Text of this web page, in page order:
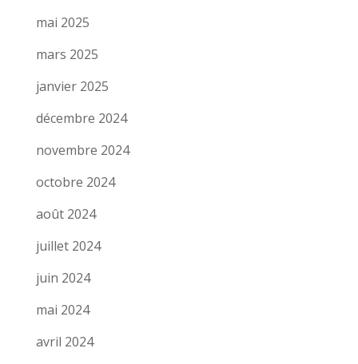
mai 2025
mars 2025
janvier 2025
décembre 2024
novembre 2024
octobre 2024
août 2024
juillet 2024
juin 2024
mai 2024
avril 2024